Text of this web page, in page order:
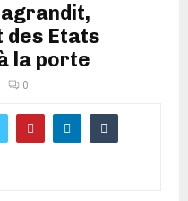
des Etats
la porte
0